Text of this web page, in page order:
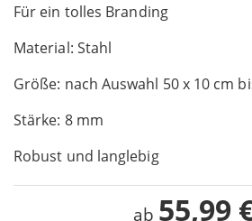
Für ein tolles Branding
Material: Stahl
Größe: nach Auswahl 50 x 10 cm
Stärke: 8 mm
Robust und langlebig
ab 55,99
gallery
to
beginning
the
images
gallery